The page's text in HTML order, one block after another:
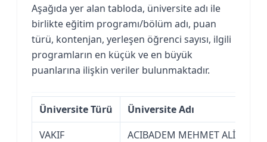
Aşağıda yer alan tabloda, üniversite adı ile
birlikte eğitim programı/bölüm adı, puan
türü, kontenjan, yerleşen öğrenci sayısı, ilgili
programların en küçük ve en büyük
puanlarına ilişkin veriler bulunmaktadır.
Üniversite Türü
Üniversite Adı
VAKIF
ACIBADEM MEHMET ALİ